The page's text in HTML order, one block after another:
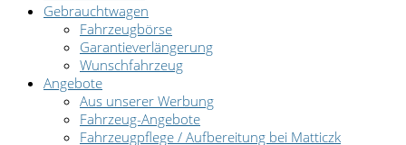
Gebrauchtwagen
Fahrzeugbörse
Garantieverlängerung
Wunschfahrzeug
Angebote
Aus unserer Werbung
Fahrzeug-Angebote
Fahrzeugpflege / Aufbereitung bei Matticzk